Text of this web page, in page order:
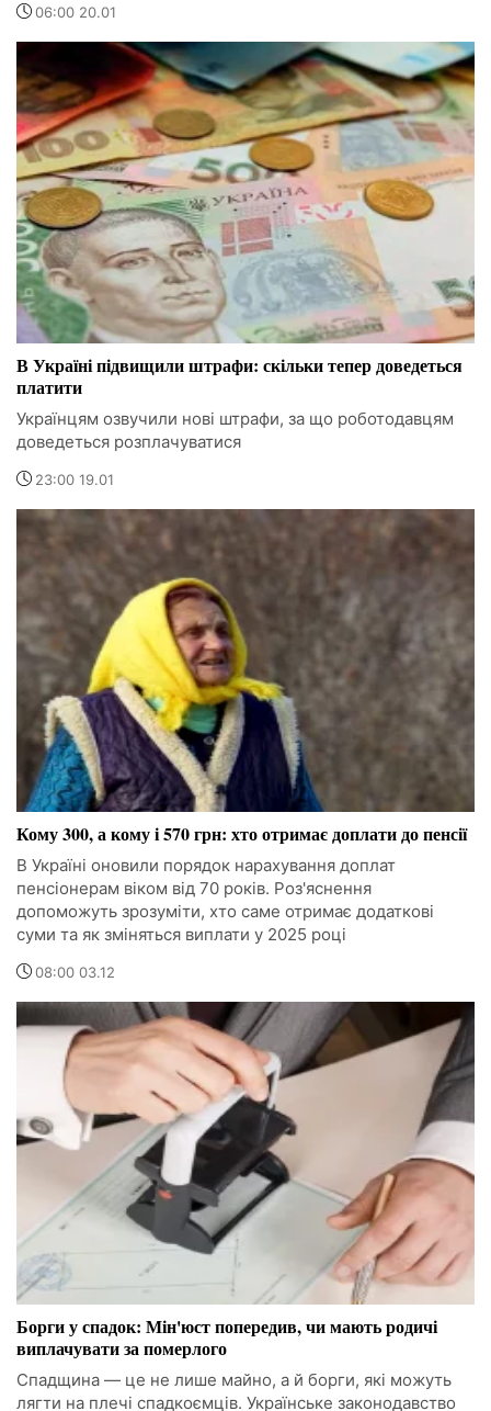
06:00 20.01
В Україні підвищили штрафи: скільки тепер доведеться
платити
Українцям озвучили нові штрафи, за що роботодавцям
доведеться розплачуватися
23:00 19.01
Кому 300, а кому і 570 грн: хто отримає доплати до пенсії
В Україні оновили порядок нарахування доплат
пенсіонерам віком від 70 років. Роз'яснення
допоможуть зрозуміти, хто саме отримає додаткові
суми та як зміняться виплати у 2025 році
08:00 03.12
Борги у спадок: Мін'юст попередив, чи мають родичі
виплачувати за померлого
Спадщина — це не лише майно, а й борги, які можуть
лягти на плечі спадкоємців. Українське законодавство